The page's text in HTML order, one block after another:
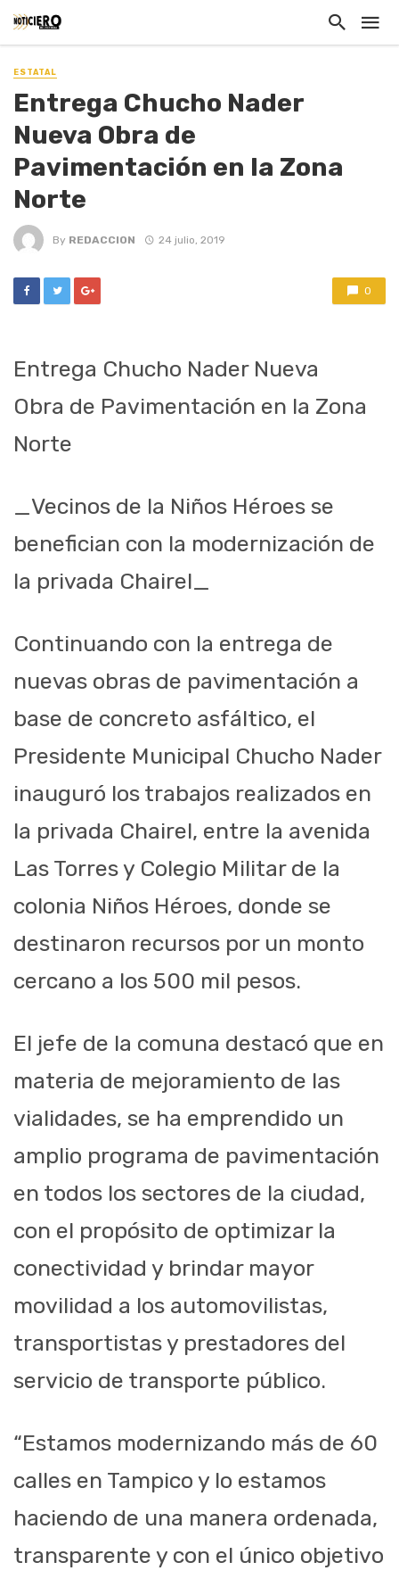
ESTATAL
Entrega Chucho Nader
Nueva Obra de
Pavimentación en la Zona
Norte
By REDACCION 24 julio, 2019
0
Entrega Chucho Nader Nueva
Obra de Pavimentación en la Zona
Norte
_Vecinos de la Niños Héroes se
benefician con la modernización de
la privada Chairel_
Continuando con la entrega de
nuevas obras de pavimentación a
base de concreto asfáltico, el
Presidente Municipal Chucho Nader
inauguró los trabajos realizados en
la privada Chairel, entre la avenida
Las Torres y Colegio Militar de la
colonia Niños Héroes, donde se
destinaron recursos por un monto
cercano a los 500 mil pesos.
El jefe de la comuna destacó que en
materia de mejoramiento de las
vialidades, se ha emprendido un
amplio programa de pavimentación
en todos los sectores de la ciudad,
con el propósito de optimizar la
conectividad y brindar mayor
movilidad a los automovilistas,
transportistas y prestadores del
servicio de transporte público.
“Estamos modernizando más de 60
calles en Tampico y lo estamos
haciendo de una manera ordenada,
transparente y con el único objetivo